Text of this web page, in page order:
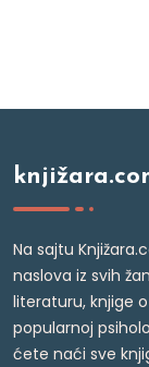
Na sajtu
naslova iz svih
literaturu, knjige
popularnoj
ćete naći sve